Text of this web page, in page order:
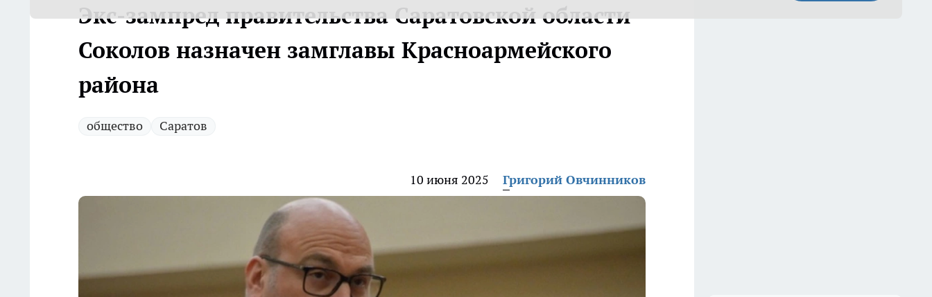
Экс-зампред правительства Саратовской области
Соколов назначен замглавы Красноармейского
района
общество Саратов
10 июня 2025 Григорий Овчинников